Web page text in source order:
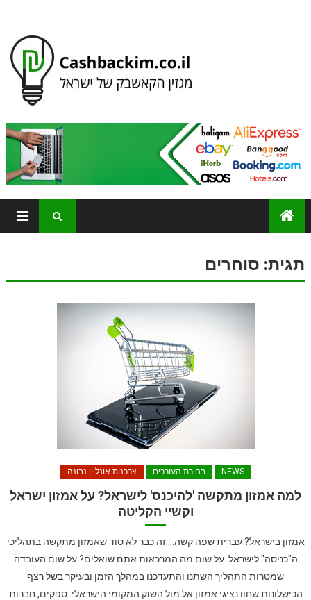
תגית: סוחרים
NEWS בחירת העורכים צרכנות אונליין נבונה
למה אמזון מתקשה 'להיכנס' לישראל? על אמזון ישראל
וקשיי הקליטה
אמזון בישראל? עברית שפה קשה… זה כבר לא סוד שאמזון מתקשה בתהליכי
ה"כניסה" לישראל. על שום מה המרכאות אתם שואלים? על שום העובדה
שמטרות התהליך השתנו והתעדכנו במהלך הזמן ובעיקר בשל רצף
הכישלונות שחוו נציגי אמזון אל מול השוק המקומי הישראלי. ספקים, חברות